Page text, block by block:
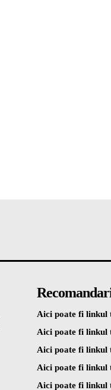
Aici poate fi linkul
Aici poate fi linkul
Aici poate fi linkul
Aici poate fi linkul
Aici poate fi linkul